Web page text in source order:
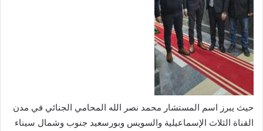
حيث يبرز اسم المستشار محمد نصر الله المحامي الجنائي في مدن
القناة الثلاث الإسماعيلية والسويس وبورسعيد جنوب وشمال سيناء